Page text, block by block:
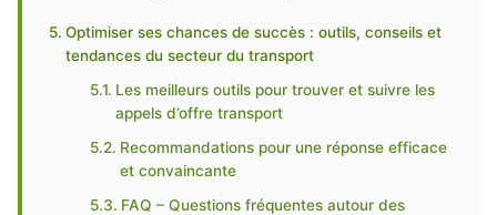
Optimiser ses chances de succès : outils, conseils et
tendances du secteur du transport
Les meilleurs outils pour trouver et suivre les
appels d’offre transport
Recommandations pour une réponse efficace
et convaincante
FAQ – Questions fréquentes autour des